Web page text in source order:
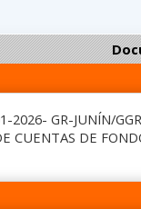
2026- GR-JUNÍN/
CUENTAS DE